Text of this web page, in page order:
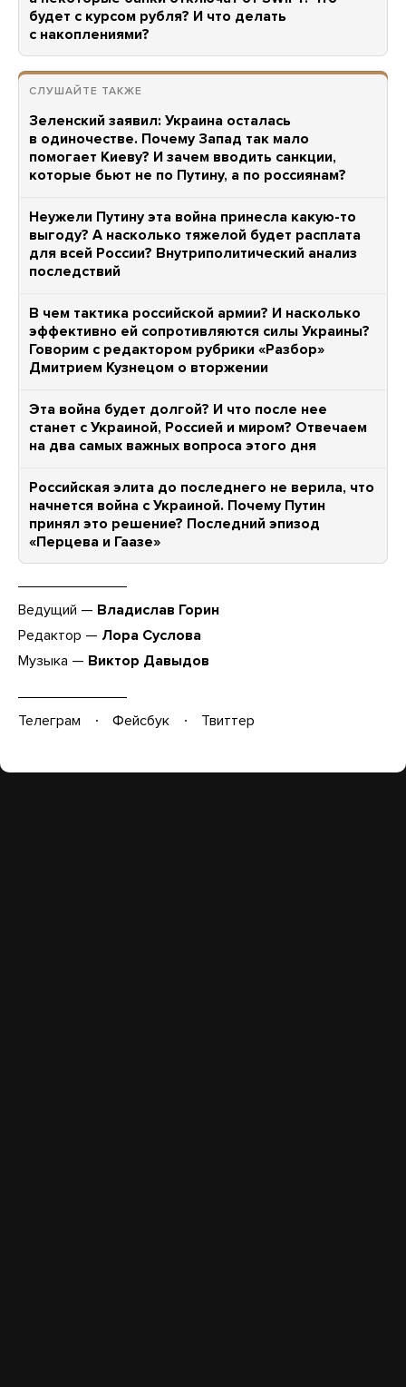
будет с курсом рубля? И что делать
с накоплениями?
СЛУШАЙТЕ ТАКЖЕ
Зеленский заявил: Украина осталась
в одиночестве. Почему Запад так мало
помогает Киеву? И зачем вводить санкции,
которые бьют не по Путину, а по россиянам?
Неужели Путину эта война принесла какую-то
выгоду? А насколько тяжелой будет расплата
для всей России? Внутриполитический анализ
последствий
В чем тактика российской армии? И насколько
эффективно ей сопротивляются силы Украины?
Говорим с редактором рубрики «Разбор»
Дмитрием Кузнецом о вторжении
Эта война будет долгой? И что после нее
станет с Украиной, Россией и миром? Отвечаем
на два самых важных вопроса этого дня
Российская элита до последнего не верила, что
начнется война с Украиной. Почему Путин
принял это решение? Последний эпизод
«Перцева и Гаазе»
Ведущий — Владислав Горин
Редактор — Лора Суслова
Музыка — Виктор Давыдов
Телеграм Фейсбук Твиттер